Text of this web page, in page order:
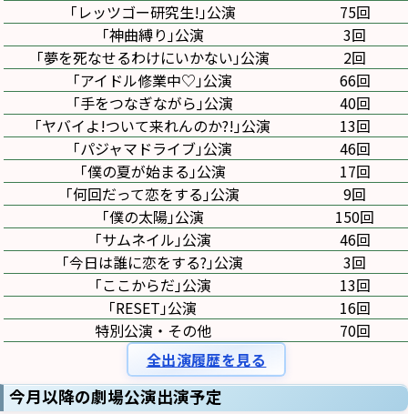
｢レッツゴー研究生!｣公演
75回
｢神曲縛り｣公演
3回
｢夢を死なせるわけにいかない｣公演
2回
｢アイドル修業中♡｣公演
66回
｢手をつなぎながら｣公演
40回
｢ヤバイよ!ついて来れんのか?!｣公演
13回
｢パジャマドライブ｣公演
46回
｢僕の夏が始まる｣公演
17回
｢何回だって恋をする｣公演
9回
｢僕の太陽｣公演
150回
｢サムネイル｣公演
46回
｢今日は誰に恋をする?｣公演
3回
｢ここからだ｣公演
13回
｢RESET｣公演
16回
特別公演・その他
70回
全出演履歴を見る
今月以降の劇場公演出演予定